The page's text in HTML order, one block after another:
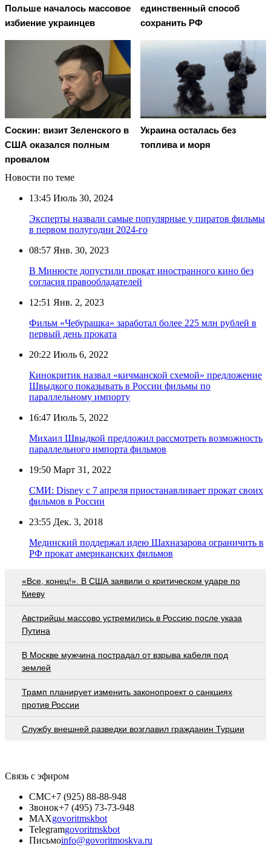
Польше началось массовое
избиение украинцев
единственный способ
сохранить РФ
Соскин: визит Зеленского в
США оказался полным
провалом
Украина осталась без
топлива и моря
Новости по теме
13:45 Июль 30, 2024
Эксперты назвали самые популярные у пиратов фильмы
в первом полугодии 2024-го
08:57 Янв. 30, 2023
В Минюсте допустили прокат иностранного кино без
согласия правообладателей
12:51 Янв. 2, 2023
Фильм «Чебурашка» заработал более 225 млн рублей в
первый день проката
20:22 Июль 6, 2022
Кинокритик назвал «кичманской схемой» предложение
Швыдкого показывать в России фильмы по
параллельному импорту
16:47 Июль 5, 2022
Михаил Швыдкой предложил рассмотреть возможность
параллельного импорта фильмов
19:50 Март 31, 2022
СМИ: Disney с 7 апреля приостанавливает прокат своих
фильмов в России
23:55 Дек. 3, 2018
Мединский поддержал идею Шахназарова ограничить в
РФ прокат американских фильмов
«Все, конец!». В США заявили о критическом ударе по
Киеву
Австрийцы массово устремились в Россию после указа
Путина
В Москве мужчина пострадал от взрыва кабеля под
землей
Трамп планирует изменить законопроект о санкциях
против России
Службу внешней разведки возглавил гражданин Турции
Связь с эфиром
СМС+7 (925) 88-88-948
Звонок+7 (495) 73-73-948
MAXgovoritmskbot
Telegramgovoritmskbot
Письмоinfo@govoritmoskva.ru